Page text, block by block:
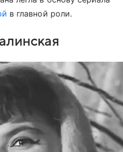
в главной роли.